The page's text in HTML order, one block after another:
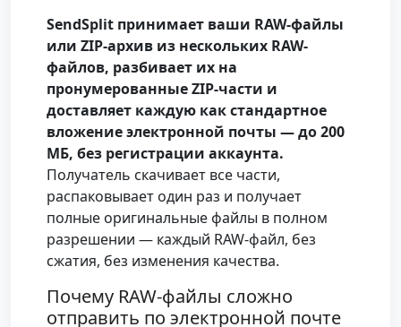
SendSplit принимает ваши RAW-файлы
или ZIP-архив из нескольких RAW-
файлов, разбивает их на
пронумерованные ZIP-части и
доставляет каждую как стандартное
вложение электронной почты — до 200
МБ, без регистрации аккаунта.
Получатель скачивает все части,
распаковывает один раз и получает
полные оригинальные файлы в полном
разрешении — каждый RAW-файл, без
сжатия, без изменения качества.
Почему RAW-файлы сложно
отправить по электронной почте